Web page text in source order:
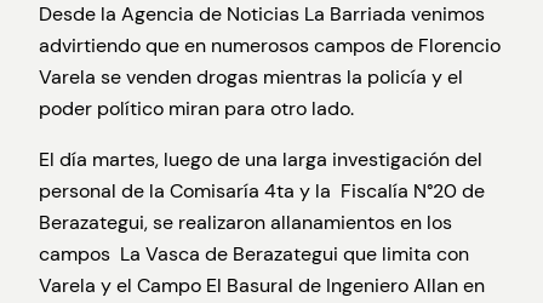
Desde la Agencia de Noticias La Barriada venimos
advirtiendo que en numerosos campos de Florencio
Varela se venden drogas mientras la policía y el
poder político miran para otro lado.
El día martes, luego de una larga investigación del
personal de la Comisaría 4ta y la Fiscalía N°20 de
Berazategui, se realizaron allanamientos en los
campos La Vasca de Berazategui que limita con
Varela y el Campo El Basural de Ingeniero Allan en